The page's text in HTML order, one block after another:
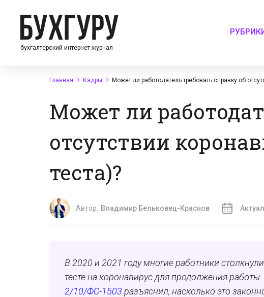
бухгалтерский интернет-журнал
Главная Кадры Может ли работодатель требовать справку об
Может ли
отсутствии
теста)?
Автор: Владимир Бельковец-Краснов
В 2020 и 2021 году многие работники
тесте на коронавирус для продолжения
2/10/ФС-1503 разъяснил, насколько это